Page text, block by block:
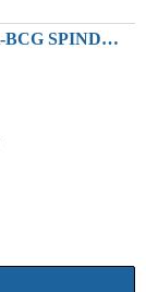
REPARATUR MITSUBISHI FR-SF-2-26K-BCG SPINDLE-CONTROLLER 26KW 230VAC